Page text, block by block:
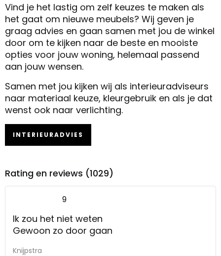
Vind je het lastig om zelf keuzes te maken als
het gaat om nieuwe meubels? Wij geven je
graag advies en gaan samen met jou de winkel
door om te kijken naar de beste en mooiste
opties voor jouw woning, helemaal passend
aan jouw wensen.
Samen met jou kijken wij als interieuradviseurs
naar materiaal keuze, kleurgebruik en als je dat
wenst ook naar verlichting.
INTERIEURADVIES
Rating en reviews (1029)
9
Ik zou het niet weten
Gewoon zo door gaan
Knijpstra